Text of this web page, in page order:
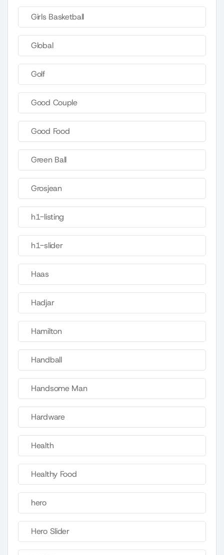
Girls Basketball
Global
Golf
Good Couple
Good Food
Green Ball
Grosjean
h1-listing
h1-slider
Haas
Hadjar
Hamilton
Handball
Handsome Man
Hardware
Health
Healthy Food
hero
Hero Slider